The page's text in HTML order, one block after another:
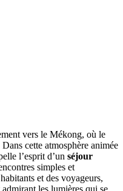
vers le Mékong, où le
cette atmosphère animée
l’esprit d’un séjour
simples et
et des voyageurs,
les lumières qui se